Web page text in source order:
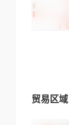
贸易区域